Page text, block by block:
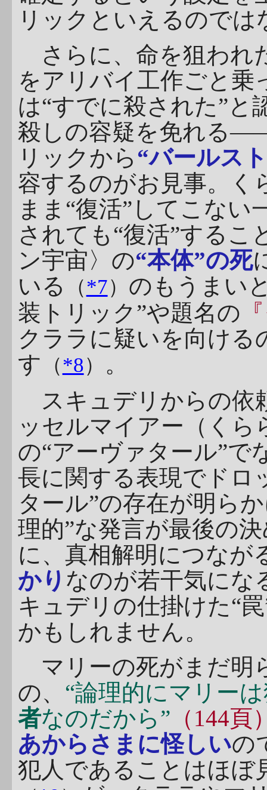
リックといえるので
さらに、命を狙われ
をアリバイ工作ごと乗
は“すでに殺された”と
殺しの容疑を免れる
リックから “バールス
容するのがお見事。く
まま“復活”してこない
されても“復活”するこ
ン宇宙〉の“本体”の死
いる
（*7） のもうまい
装トリック”や題名の
クララに疑いを向ける
す （*8）
。
スキュデリからの依
ッセルマイアー（く
の“アーヴァタール”で
長に関する表現でドロ
タール”の存在が明ら
理的”な発言が最後の
に、真相解明につなが
かり なのが若干気にな
キュデリの仕掛けた“
かもしれません。
マリーの死がまだ明
の、 “論理的にマリー
者なのだから” （144頁
あからさまに怪しいの
犯人であることはほぼ